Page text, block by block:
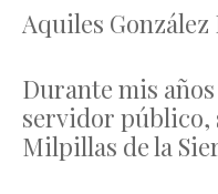
Aquiles
Durante mis
servidor público,
Milpillas de la